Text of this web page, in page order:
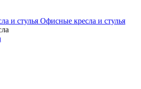
Офисные кресла и стулья